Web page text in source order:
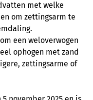
met welke
om zettingsarm te
een weloverwogen
ophogen met zand
zettingsarme of